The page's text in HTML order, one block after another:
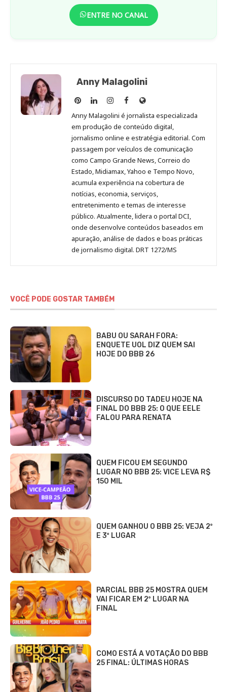
ENTRE NO CANAL
Anny Malagolini
Anny
Malagolini
no
Pinterest
Anny
Malagolini
no
LinkedIn
Anny
Malagolini
no
Instagram
Anny
Malagolini
no
Facebook
Site
de
Anny
Malagolini
Anny Malagolini é jornalista especializada
em produção de conteúdo digital,
jornalismo online e estratégia editorial. Com
passagem por veículos de comunicação
como Campo Grande News, Correio do
Estado, Midiamax, Yahoo e Tempo Novo,
acumula experiência na cobertura de
notícias, economia, serviços,
entretenimento e temas de interesse
público. Atualmente, lidera o portal DCI,
onde desenvolve conteúdos baseados em
apuração, análise de dados e boas práticas
de jornalismo digital. DRT 1272/MS
VOCÊ PODE GOSTAR TAMBÉM
BABU OU SARAH FORA:
ENQUETE UOL DIZ QUEM SAI
HOJE DO BBB 26
DISCURSO DO TADEU HOJE NA
FINAL DO BBB 25: O QUE EELE
FALOU PARA RENATA
QUEM FICOU EM SEGUNDO
LUGAR NO BBB 25: VICE LEVA R$
150 MIL
QUEM GANHOU O BBB 25: VEJA 2º
E 3º LUGAR
PARCIAL BBB 25 MOSTRA QUEM
VAI FICAR EM 2º LUGAR NA
FINAL
COMO ESTÁ A VOTAÇÃO DO BBB
25 FINAL: ÚLTIMAS HORAS